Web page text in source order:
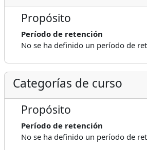
Propósito
Período de retención
No se ha definido un período de
Categorías de curso
Propósito
Período de retención
No se ha definido un período de